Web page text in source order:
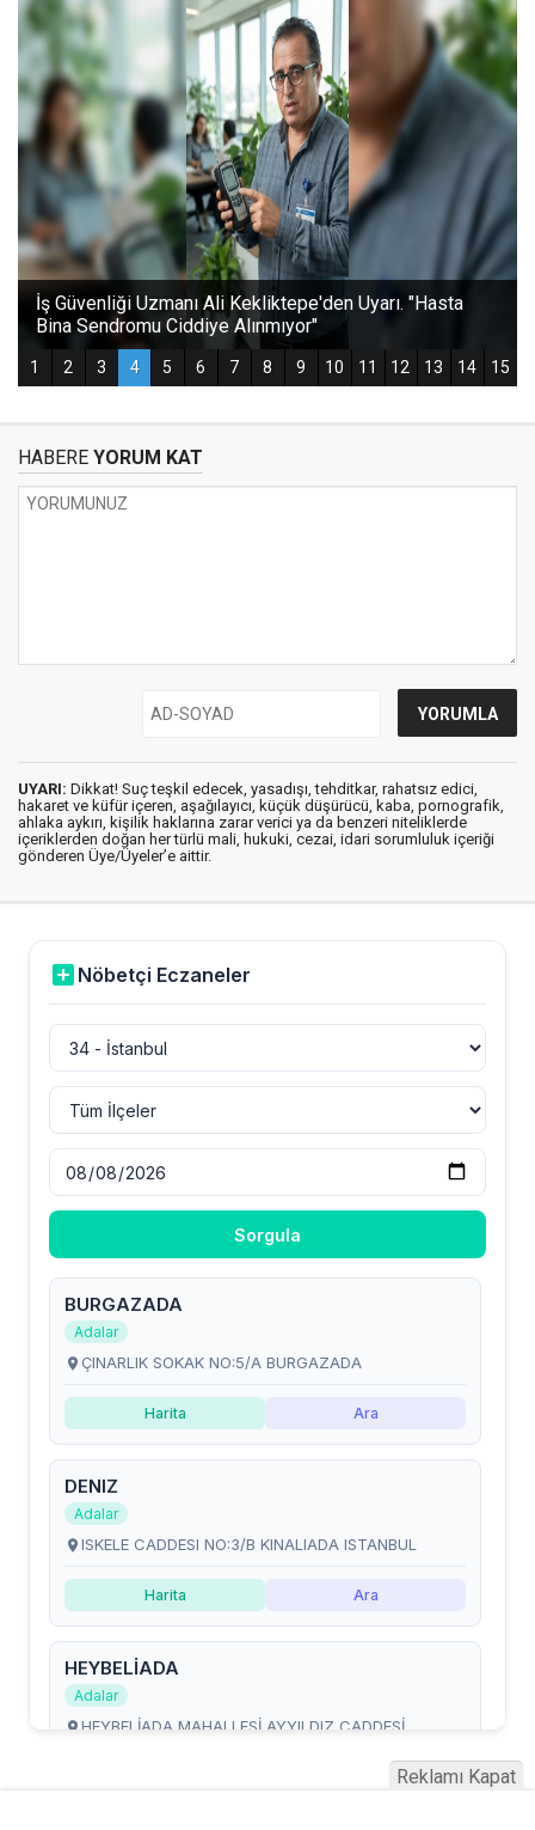
HABERE YORUM KAT
UYARI: Dikkat! Suç teşkil edecek, yasadışı, tehditkar, rahatsız edici,
hakaret ve küfür içeren, aşağılayıcı, küçük düşürücü, kaba, pornografik,
ahlaka aykırı, kişilik haklarına zarar verici ya da benzeri niteliklerde
içeriklerden doğan her türlü mali, hukuki, cezai, idari sorumluluk içeriği
gönderen Üye/Üyeler’e aittir.
Reklamı Kapat